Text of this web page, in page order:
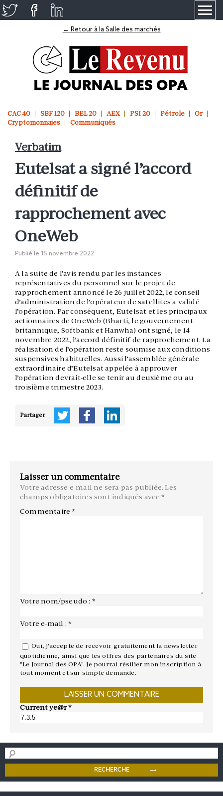
← Retour à la Salle des marchés
CAC 40 SBF 120 BEL 20 AEX PSI 20 Pétrole
Or
Cryptomonnaies
Communiqués
Verbatim
Eutelsat a signé l’accord
définitif de
rapprochement avec
OneWeb
Publié le 15 novembre 2022
A la suite de l’avis rendu par les instances
représentatives du personnel sur le projet de
rapprochement annoncé le 26 juillet 2022, le conseil
d’administration de l’opérateur de satellites a validé
l’opération. Par conséquent, Eutelsat et les principaux
actionnaires de OneWeb (Bharti, le gouvernement
britannique, Softbank et Hanwha) ont signé, le 14
novembre 2022, l’accord définitif de rapprochement. La
réalisation de l’opération reste soumise aux conditions
suspensives habituelles. Aussi l’assemblée générale
extraordinaire d’Eutelsat appelée à approuver
l’opération devrait-elle se tenir au deuxième ou au
troisième trimestre 2023.
Partager
Laisser un commentaire
Votre adresse e-mail ne sera pas publiée. Les
champs obligatoires sont indiqués avec *
Commentaire*
Votre nom/pseudo : *
Votre e-mail : *
Oui, j'accepte de recevoir gratuitement la newsletter
quotidienne, ainsi que les offres des partenaires du site
"Le Journal des OPA". Je pourrai résilier mon inscription à
tout moment et sur simple demande.
Current ye@r*